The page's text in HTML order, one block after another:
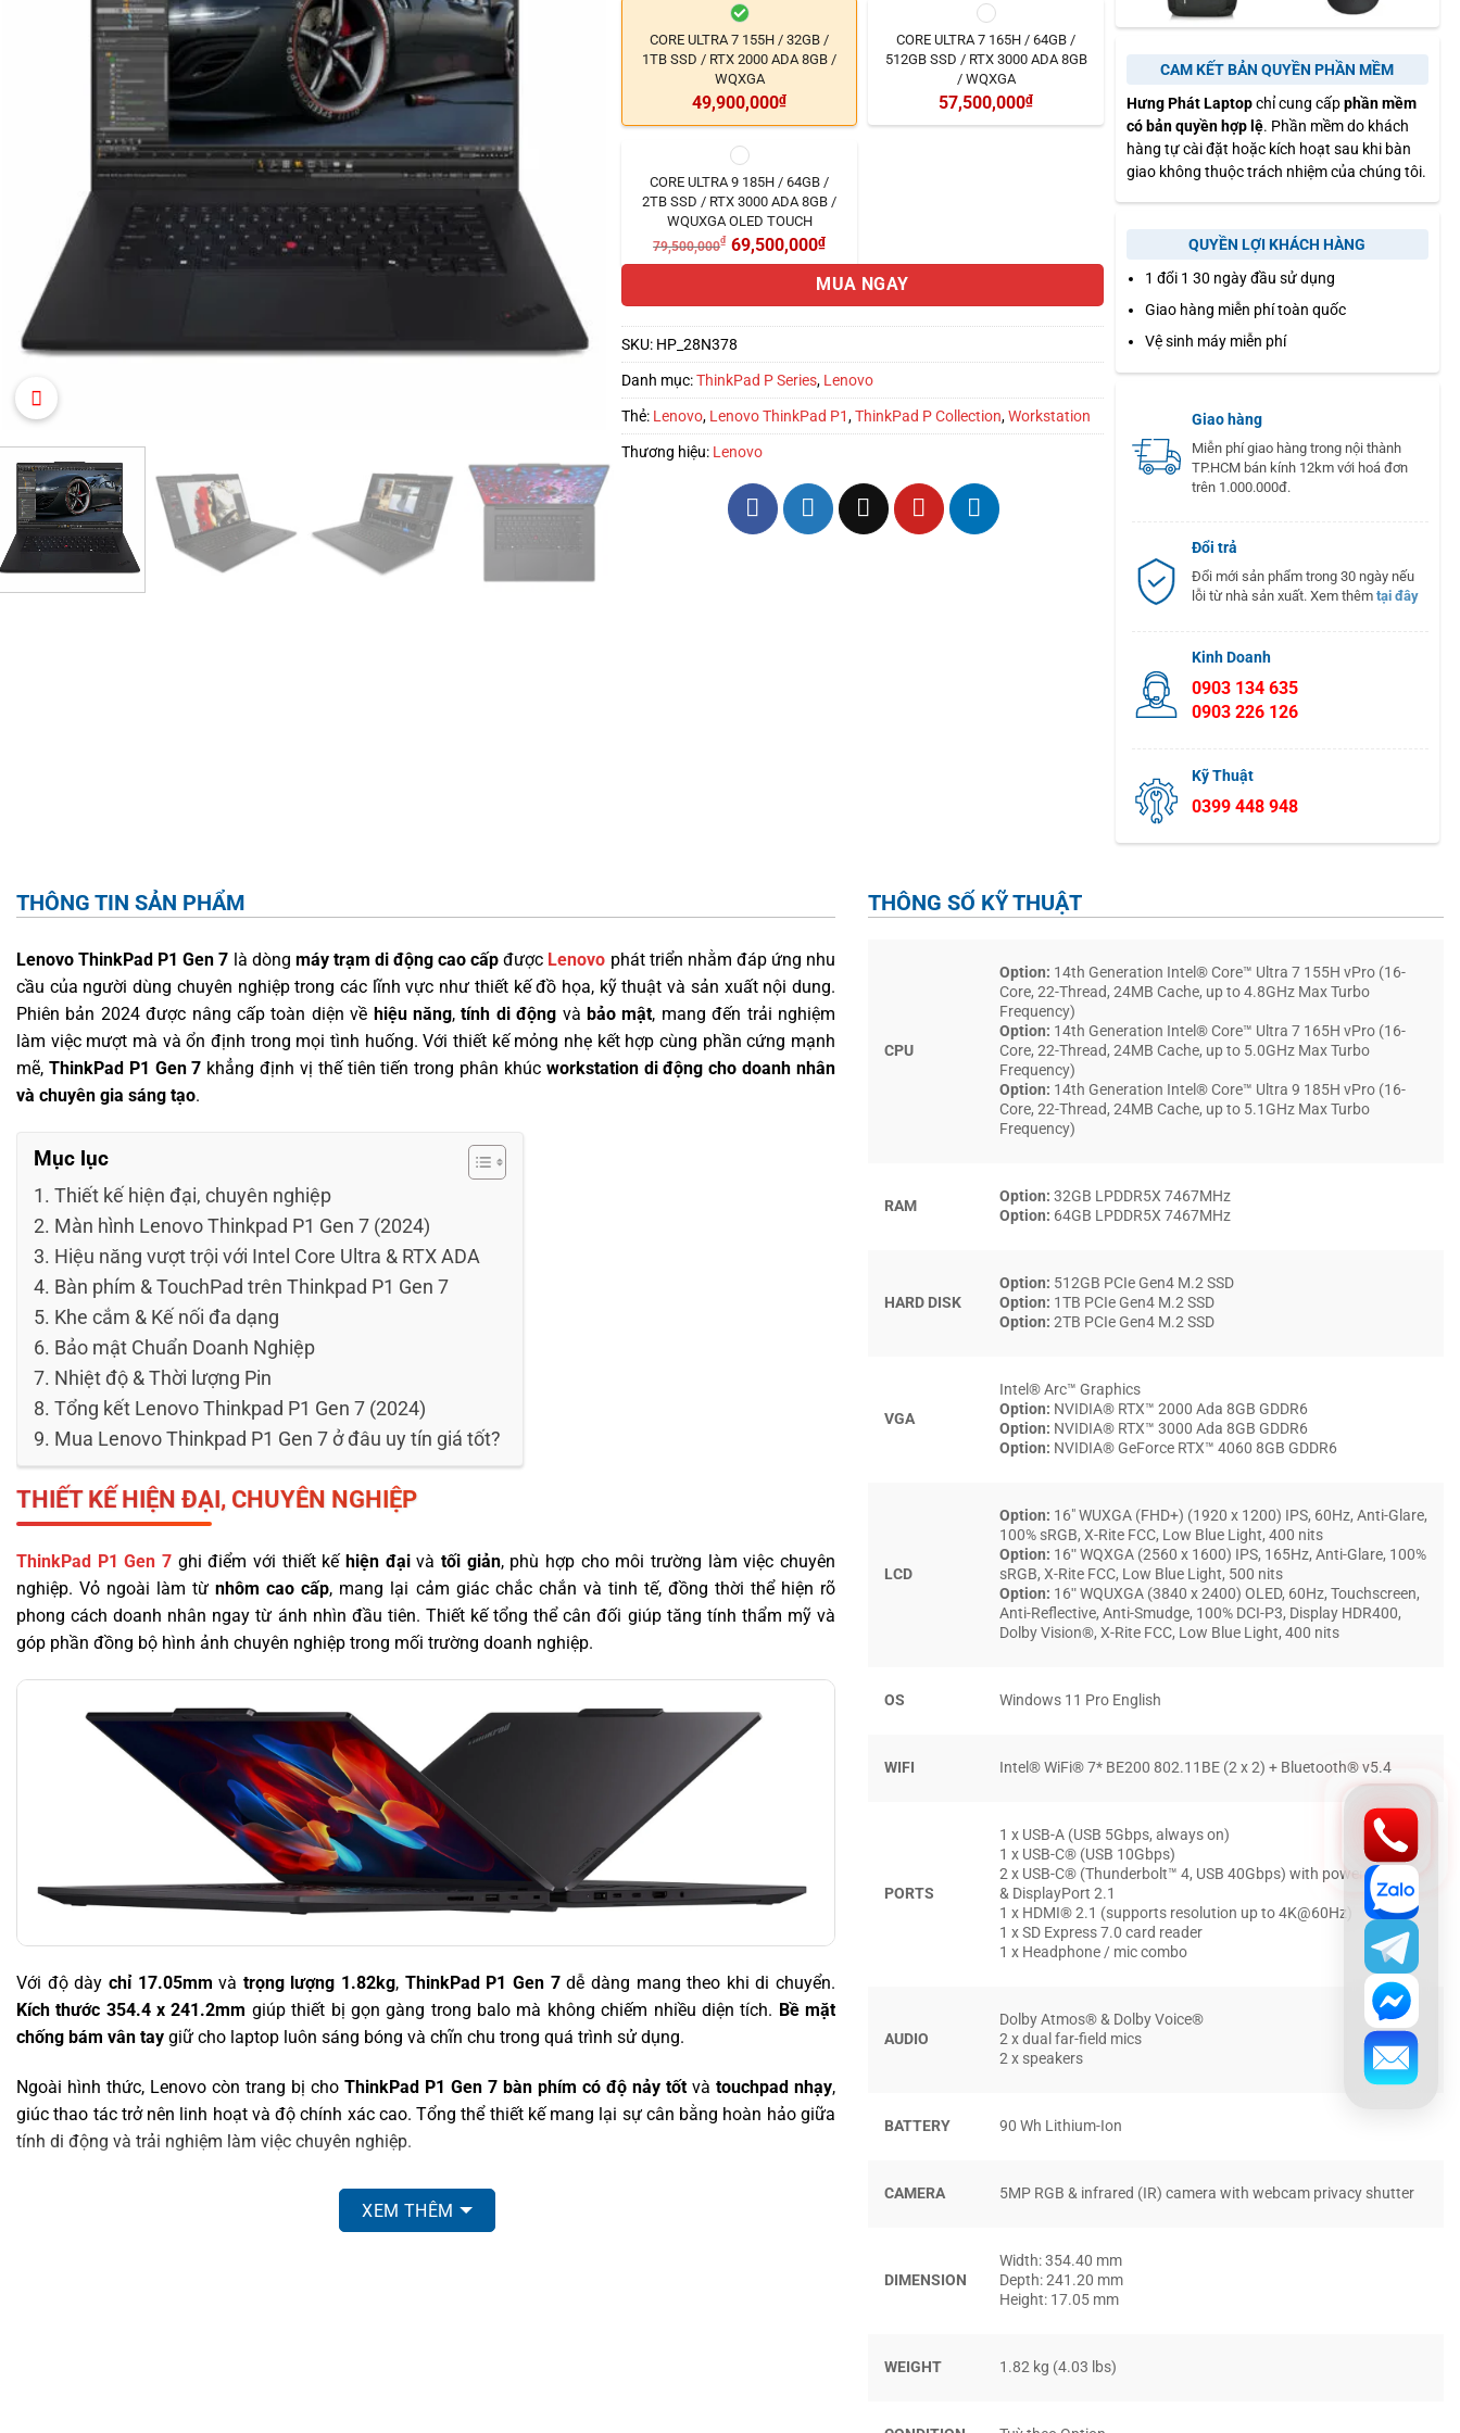
CORE ULTRA 7 155H / 32GB /
1TB SSD / RTX 2000 ADA 8GB /
WQXGA
49,900,000₫
CORE ULTRA 7 165H / 64GB /
512GB SSD / RTX 3000 ADA 8GB
/ WQXGA
57,500,000₫
CORE ULTRA 9 185H / 64GB /
2TB SSD / RTX 3000 ADA 8GB /
WQUXGA OLED TOUCH
79,500,000₫ 69,500,000₫
MUA NGAY
SKU: HP_28N378
Danh mục:ThinkPad P Series, Lenovo
Thẻ: Lenovo, Lenovo ThinkPad P1,ThinkPad P Collection,Workstation
Thương hiệu: Lenovo
CAM KẾT BẢN QUYỀN PHẦN MỀM
Hưng Phát Laptopchỉ cung cấpphần mềm
có bản quyền hợp lệ. Phần mềm do khách
hàng tự cài đặt hoặc kích hoạt sau khi bàn
giao không thuộc trách nhiệm của chúng tôi.
QUYỀN LỢI KHÁCH HÀNG
1 đổi 1 30 ngày đầu sử dụng
Giao hàng miễn phí toàn quốc
Vệ sinh máy miễn phí
Giao hàng
Miễn phí giao hàng trong nội thành
TP.HCM bán kính 12km với hoá đơn
trên 1.000.000đ.
Đổi trả
Đổi mới sản phẩm trong 30 ngày nếu
lỗi từ nhà sản xuất. Xem thêm tại đây
Kinh Doanh
0903 134 635
0903 226 126
Kỹ Thuật
0399 448 948
THÔNG TIN SẢN PHẨM
Lenovo ThinkPad P1 Gen 7 là dòng máy trạm di động cao cấp được Lenovo phát triển nhằm đáp ứng nhu
cầu của người dùng chuyên nghiệp trong các lĩnh vực như thiết kế đồ họa, kỹ thuật và sản xuất nội dung.
Phiên bản 2024 được nâng cấp toàn diện về hiệu năng,tính di động và bảo mật, mang đến trải nghiệm
làm việc mượt mà và ổn định trong mọi tình huống. Với thiết kế mỏng nhẹ kết hợp cùng phần cứng mạnh
mẽ, ThinkPad P1 Gen 7 khẳng định vị thế tiên tiến trong phân khúc workstation di động cho doanh nhân
và chuyên gia sáng tạo.
Mục lục
Thiết kế hiện đại, chuyên nghiệp
Màn hình Lenovo Thinkpad P1 Gen 7 (2024)
Hiệu năng vượt trội với Intel Core Ultra & RTX ADA
Bàn phím & TouchPad trên Thinkpad P1 Gen 7
Khe cắm & Kế nối đa dạng
Bảo mật Chuẩn Doanh Nghiệp
Nhiệt độ & Thời lượng Pin
Tổng kết Lenovo Thinkpad P1 Gen 7 (2024)
Mua Lenovo Thinkpad P1 Gen 7 ở đâu uy tín giá tốt?
THIẾT KẾ HIỆN ĐẠI, CHUYÊN NGHIỆP
ThinkPad P1 Gen 7 ghi điểm với thiết kế hiện đạivàtối giản, phù hợp cho môi trường làm việc chuyên
nghiệp. Vỏ ngoài làm từnhôm cao cấp, mang lại cảm giác chắc chắn và tinh tế, đồng thời thể hiện rõ
phong cách doanh nhân ngay từ ánh nhìn đầu tiên. Thiết kế tổng thể cân đối giúp tăng tính thẩm mỹ và
góp phần đồng bộ hình ảnh chuyên nghiệp trong mối trường doanh nghiệp.
Với độ dày chỉ 17.05mm và trọng lượng 1.82kg, ThinkPad P1 Gen 7dễ dàng mang theo khi di chuyển.
Kích thước 354.4 x 241.2mm giúp thiết bị gọn gàng trong balo mà không chiếm nhiều diện tích. Bề mặt
chống bám vân tay giữ cho laptop luôn sáng bóng và chĩn chu trong quá trình sử dụng.
Ngoài hình thức, Lenovo còn trang bị cho ThinkPad P1 Gen 7 bàn phím có độ nảy tốt và touchpad nhạy,
giúc thao tác trở nên linh hoạt và độ chính xác cao. Tổng thể thiết kế mang lại sự cân bằng hoàn hảo giữa
tính di động và trải nghiệm làm việc chuyên nghiệp.
MÀN HÌNH LENOVO THINKPAD P1 GEN 7 (2024)
XEM THÊM
THÔNG SỐ KỸ THUẬT
CPU
Option: 14th Generation Intel® Core™ Ultra 7 155H vPro (16-
Core, 22-Thread, 24MB Cache, up to 4.8GHz Max Turbo
Frequency)
Option: 14th Generation Intel® Core™ Ultra 7 165H vPro (16-
Core, 22-Thread, 24MB Cache, up to 5.0GHz Max Turbo
Frequency)
Option: 14th Generation Intel® Core™ Ultra 9 185H vPro (16-
Core, 22-Thread, 24MB Cache, up to 5.1GHz Max Turbo
Frequency)
RAM
Option: 32GB LPDDR5X 7467MHz
Option: 64GB LPDDR5X 7467MHz
HARD DISK
Option: 512GB PCIe Gen4 M.2 SSD
Option: 1TB PCIe Gen4 M.2 SSD
Option: 2TB PCIe Gen4 M.2 SSD
VGA
Intel® Arc™ Graphics
Option: NVIDIA® RTX™ 2000 Ada 8GB GDDR6
Option: NVIDIA® RTX™ 3000 Ada 8GB GDDR6
Option: NVIDIA® GeForce RTX™ 4060 8GB GDDR6
LCD
Option: 16″ WUXGA (FHD+) (1920 x 1200) IPS, 60Hz, Anti-Glare,
100% sRGB, X-Rite FCC, Low Blue Light, 400 nits
Option: 16ʺ WQXGA (2560 x 1600) IPS, 165Hz, Anti-Glare, 100%
sRGB, X-Rite FCC, Low Blue Light, 500 nits
Option: 16ʺ WQUXGA (3840 x 2400) OLED, 60Hz, Touchscreen,
Anti-Reflective, Anti-Smudge, 100% DCI-P3, Display HDR400,
Dolby Vision®, X-Rite FCC, Low Blue Light, 400 nits
OS Windows 11 Pro English
WIFI Intel® WiFi® 7* BE200 802.11BE (2 x 2) + Bluetooth® v5.4
PORTS
1 x USB-A (USB 5Gbps, always on)
1 x USB-C® (USB 10Gbps)
2 x USB-C® (Thunderbolt™ 4, USB 40Gbps) with power delivery
& DisplayPort 2.1
1 x HDMI® 2.1 (supports resolution up to 4K@60Hz)
1 x SD Express 7.0 card reader
1 x Headphone / mic combo
AUDIO
Dolby Atmos® & Dolby Voice®
2 x dual far-field mics
2 x speakers
BATTERY 90 Wh Lithium-Ion
CAMERA 5MP RGB & infrared (IR) camera with webcam privacy shutter
DIMENSION
Width: 354.40 mm
Depth: 241.20 mm
Height: 17.05 mm
WEIGHT 1.82 kg (4.03 lbs)